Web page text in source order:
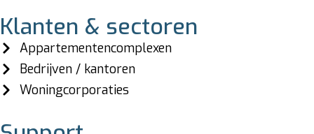
Klanten & sectoren
Appartementencomplexen
Bedrijven / kantoren
Woningcorporaties